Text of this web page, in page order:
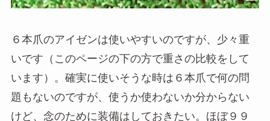
６本爪のアイゼンは使いやすいのですが、少々重
いです（このページの下の方で重さの比較をして
います）。確実に使いそうな時は６本爪で何の問
題もないのですが、使うか使わないか分からない
けど、念のために装備はしておきたい。ほぼ９９